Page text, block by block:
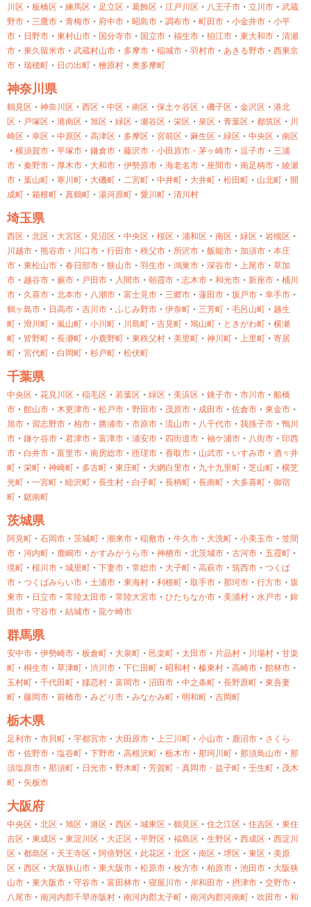
川区 ・ 板橋区 ・ 練馬区 ・ 足立区 ・ 葛飾区 ・ 江戸川区 ・ 八王子市 ・ 立川市 ・ 武蔵
野市 ・ 三鷹市 ・ 青梅市 ・ 府中市 ・ 昭島市 ・ 調布市 ・ 町田市 ・ 小金井市 ・ 小平
市 ・ 日野市 ・ 東村山市 ・ 国分寺市 ・ 国立市 ・ 福生市 ・ 狛江市 ・ 東大和市 ・ 清瀬
市 ・ 東久留米市 ・ 武蔵村山市 ・ 多摩市 ・ 稲城市 ・ 羽村市 ・ あきる野市 ・ 西東京
市 ・ 瑞穂町 ・ 日の出町 ・ 檜原村 ・ 奥多摩町
神奈川県
鶴見区 ・ 神奈川区 ・ 西区 ・ 中区 ・ 南区 ・ 保土ケ谷区 ・ 磯子区 ・ 金沢区 ・ 港北
区 ・ 戸塚区 ・ 港南区 ・ 旭区 ・ 緑区 ・ 瀬谷区 ・ 栄区 ・ 泉区 ・ 青葉区 ・ 都筑区 ・ 川
崎区 ・ 幸区 ・ 中原区 ・ 高津区 ・ 多摩区 ・ 宮前区 ・ 麻生区 ・ 緑区 ・ 中央区 ・ 南区
・ 横須賀市 ・ 平塚市 ・ 鎌倉市 ・ 藤沢市・ 小田原市・ 茅ヶ崎市 ・ 逗子市 ・ 三浦
市 ・ 秦野市 ・ 厚木市 ・ 大和市 ・ 伊勢原市 ・ 海老名市 ・ 座間市 ・ 南足柄市 ・ 綾瀬
市 ・ 葉山町 ・ 寒川町 ・ 大磯町 ・ 二宮町 ・ 中井町 ・ 大井町 ・ 松田町 ・ 山北町 ・ 開
成町 ・ 箱根町 ・ 真鶴町 ・ 湯河原町 ・ 愛川町 ・ 清川村
埼玉県
西区 ・ 北区 ・ 大宮区 ・ 見沼区 ・ 中央区 ・ 桜区 ・ 浦和区 ・ 南区 ・ 緑区 ・ 岩槻区 ・
川越市 ・ 熊谷市 ・ 川口市 ・ 行田市 ・ 秩父市 ・ 所沢市 ・ 飯能市 ・ 加須市 ・ 本庄
市 ・ 東松山市 ・ 春日部市 ・ 狭山市 ・ 羽生市 ・ 鴻巣市 ・ 深谷市 ・ 上尾市 ・ 草加
市 ・ 越谷市 ・ 蕨市 ・ 戸田市 ・ 入間市 ・ 朝霞市 ・ 志木市 ・ 和光市 ・ 新座市 ・ 桶川
市 ・ 久喜市 ・ 北本市 ・ 八潮市 ・ 富士見市 ・ 三郷市 ・ 蓮田市 ・ 坂戸市 ・ 幸手市 ・
鶴ヶ島市 ・ 日高市 ・ 吉川市 ・ ふじみ野市 ・ 伊奈町 ・ 三芳町 ・ 毛呂山町 ・ 越生
町 ・ 滑川町 ・ 嵐山町 ・ 小川町 ・ 川島町 ・ 吉見町 ・ 鳩山町 ・ ときがわ町 ・ 横瀬
町 ・ 皆野町 ・ 長瀞町 ・ 小鹿野町 ・ 東秩父村 ・ 美里町 ・ 神川町 ・ 上里町 ・ 寄居
町 ・ 宮代町 ・ 白岡町 ・ 杉戸町 ・ 松伏町
千葉県
中央区 ・ 花見川区 ・ 稲毛区 ・ 若葉区 ・ 緑区 ・ 美浜区 ・ 銚子市 ・ 市川市 ・ 船橋
市 ・ 館山市 ・ 木更津市 ・ 松戸市 ・ 野田市 ・ 茂原市 ・ 成田市 ・ 佐倉市 ・ 東金市 ・
旭市 ・ 習志野市 ・ 柏市 ・ 勝浦市 ・ 市原市 ・ 流山市 ・ 八千代市 ・ 我孫子市 ・ 鴨川
市 ・ 鎌ケ谷市 ・ 君津市 ・ 富津市 ・ 浦安市 ・ 四街道市 ・ 袖ケ浦市 ・ 八街市 ・ 印西
市 ・ 白井市 ・ 富里市 ・ 南房総市 ・ 匝瑳市 ・ 香取市 ・ 山武市 ・ いすみ市 ・ 酒々井
町 ・ 栄町 ・ 神崎町 ・ 多古町 ・ 東庄町 ・ 大網白里市 ・ 九十九里町 ・ 芝山町 ・ 横芝
光町 ・ 一宮町 ・ 睦沢町 ・ 長生村 ・ 白子町 ・ 長柄町 ・ 長南町 ・ 大多喜町 ・ 御宿
町 ・ 鋸南町
茨城県
阿見町 ・ 石岡市 ・ 茨城町 ・ 潮来市 ・ 稲敷市 ・ 牛久市 ・ 大洗町 ・ 小美玉市 ・ 笠間
市 ・ 河内町 ・ 鹿嶋市 ・ かすみがうら市 ・ 神栖市 ・ 北茨城市 ・ 古河市 ・ 五霞町 ・
境町 ・ 桜川市 ・ 城里町 ・ 下妻市 ・ 常総市 ・ 大子町 ・ 高萩市 ・ 筑西市 ・ つくば
市 ・ つくばみらい市 ・ 土浦市 ・ 東海村 ・ 利根町 ・ 取手市 ・ 那珂市 ・ 行方市 ・ 坂
東市 ・ 日立市 ・ 常陸太田市 ・ 常陸大宮市 ・ ひたちなか市 ・ 美浦村 ・ 水戸市 ・ 鉾
田市 ・ 守谷市 ・ 結城市 ・ 龍ケ崎市
群馬県
安中市 ・ 伊勢崎市 ・ 板倉町 ・ 大泉町 ・ 邑楽町 ・ 太田市 ・ 片品村 ・ 川場村 ・ 甘楽
町 ・ 桐生市 ・ 草津町 ・ 渋川市 ・ 下仁田町 ・ 昭和村 ・ 榛東村 ・ 高崎市 ・ 館林市 ・
玉村町 ・ 千代田町 ・ 嬬恋村 ・ 富岡市 ・ 沼田市 ・ 中之条町 ・ 長野原町 ・ 東吾妻
町 ・ 藤岡市 ・ 前橋市 ・ みどり市 ・ みなかみ町 ・ 明和町 ・ 吉岡町
栃木県
足利市 ・ 市貝町 ・ 宇都宮市 ・ 大田原市 ・ 上三川町 ・ 小山市 ・ 鹿沼市 ・ さくら
市 ・ 佐野市 ・ 塩谷町 ・ 下野市 ・ 高根沢町 ・ 栃木市 ・ 那珂川町 ・ 那須鳥山市 ・ 那
須塩原市 ・ 那須町 ・ 日光市 ・ 野木町 ・ 芳賀町・ 真岡市・ 益子町 ・ 壬生町 ・ 茂木
町 ・ 矢板市
大阪府
中央区 ・ 北区 ・ 旭区 ・ 港区 ・ 西区 ・ 城東区 ・ 鶴見区 ・ 住之江区 ・ 住吉区 ・ 東住
吉区 ・ 東成区 ・ 東淀川区 ・ 大正区 ・ 平野区 ・ 福島区 ・ 生野区 ・ 西成区 ・ 西淀川
区 ・ 都島区 ・ 天王寺区 ・ 阿倍野区 ・ 此花区 ・ 北区 ・ 南区 ・ 堺区 ・ 東区 ・ 美原
区 ・ 西区 ・ 大阪狭山市 ・ 東大阪市 ・ 松原市 ・ 枚方市 ・ 柏原市 ・ 池田市 ・ 大阪狭
山市 ・ 東大阪市 ・ 守谷市 ・ 富田林市 ・ 寝屋川市 ・ 岸和田市 ・ 摂津市 ・ 交野市 ・
八尾市 ・ 南河内郡千早赤阪村 ・ 南河内郡太子町 ・ 南河内郡河南町 ・ 吹田市 ・ 和